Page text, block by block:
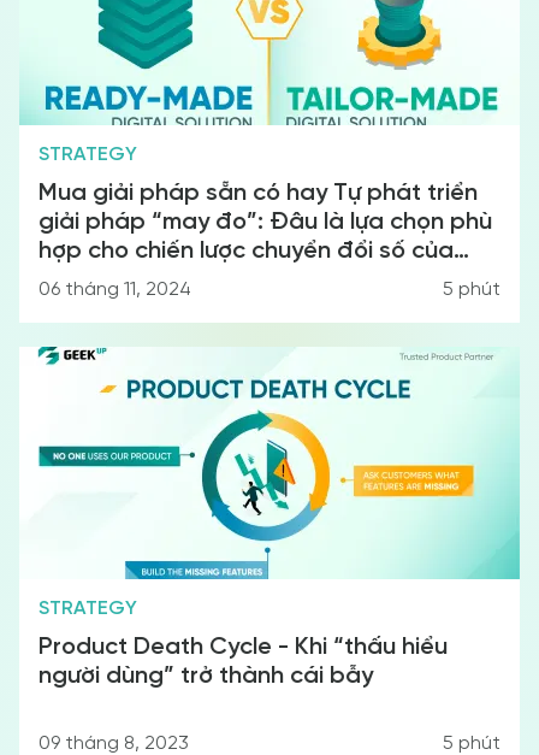
STRATEGY
Mua giải pháp sẵn có hay Tự phát triển
giải pháp “may đo”: Đâu là lựa chọn phù
hợp cho chiến lược chuyển đổi số của
doanh nghiệp?
06 tháng 11, 2024 5 phút
STRATEGY
Product Death Cycle - Khi “thấu hiểu
người dùng” trở thành cái bẫy
09 tháng 8, 2023 5 phút